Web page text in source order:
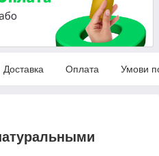
Доставка Оплата Умови